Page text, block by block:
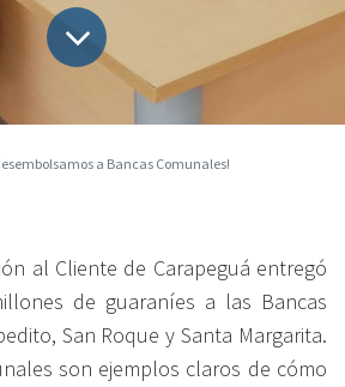
a Bancas Comunales!
al Cliente de Carapeguá entregó
de guaraníes a las Bancas
San Roque y Santa Margarita.
son ejemplos claros de cómo